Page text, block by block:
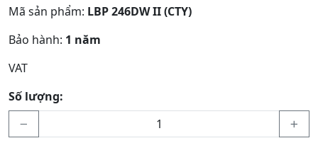
Mã sản phẩm: LBP 246DW II (CTY)
Bảo hành: 1 năm
VAT
Số lượng: